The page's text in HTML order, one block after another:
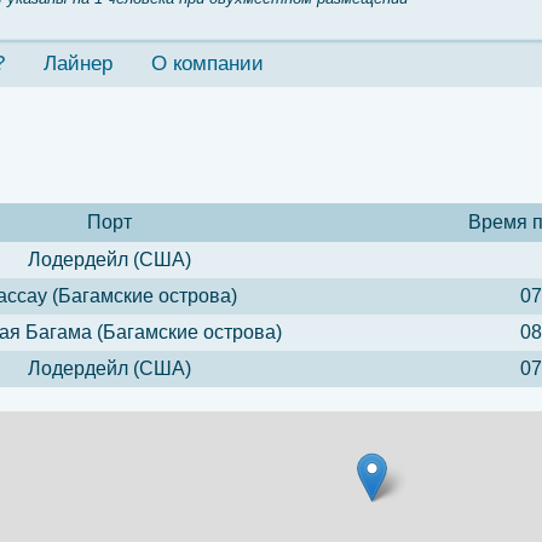
Лайнер О компании
Порт
Время
Лодердейл (США)
(Багамские острова)
Багама (Багамские острова)
Лодердейл (США)